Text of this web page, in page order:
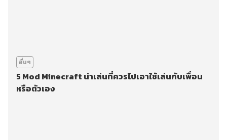
อื่นๆ
5 Mod Minecraft น่าเล่นที่ควรไปเอาใช้เล่นกับเพื่อน
หรือตัวเอง